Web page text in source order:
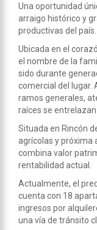
Una oportunidad
arraigo histórico y
productivas del país.
Ubicada en el
el nombre de la
sido durante
comercial del lugar.
ramos generales,
raíces se
Situada en Rincón
agrícolas y próxima
combina valor
rentabilidad actual.
Actualmente, el
cuenta con 18
ingresos por
una vía de tránsito